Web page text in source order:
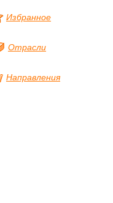
Избранное
Отрасли
Направления